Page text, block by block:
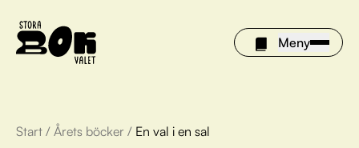
Meny
Start / Årets böcker / En val i en sal